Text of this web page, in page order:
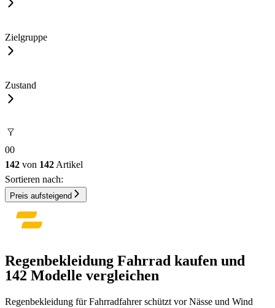
Zielgruppe
Zustand
00
142 von 142 Artikel
Sortieren nach:
Preis aufsteigend
Regenbekleidung Fahrrad kaufen und
142 Modelle vergleichen
Regenbekleidung für Fahrradfahrer schützt vor Nässe und Wind